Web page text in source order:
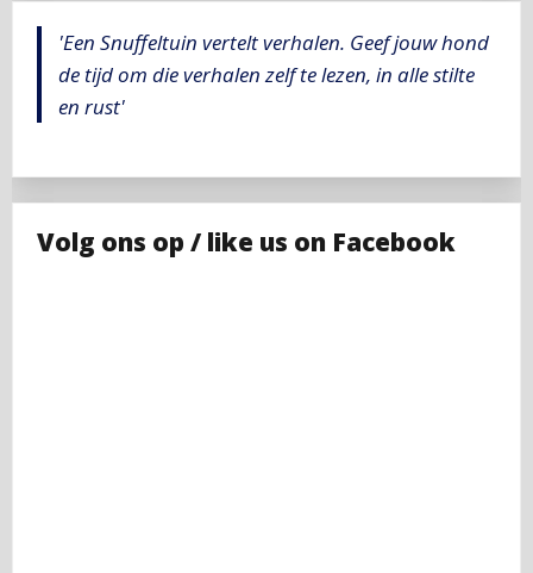
'Een Snuffeltuin vertelt verhalen. Geef jouw hond
de tijd om die verhalen zelf te lezen, in alle stilte
en rust'
Volg ons op / like us on Facebook